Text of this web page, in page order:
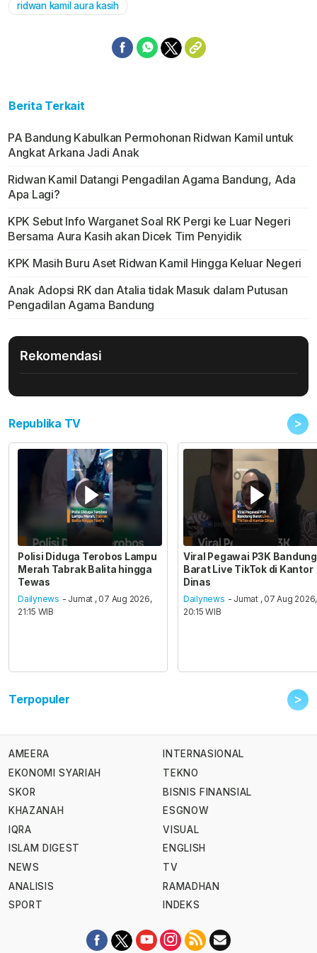
ridwan kamil aura kasih
Berita Terkait
PA Bandung Kabulkan Permohonan Ridwan Kamil untuk
Angkat Arkana Jadi Anak
Ridwan Kamil Datangi Pengadilan Agama Bandung, Ada
Apa Lagi?
KPK Sebut Info Warganet Soal RK Pergi ke Luar Negeri
Bersama Aura Kasih akan Dicek Tim Penyidik
KPK Masih Buru Aset Ridwan Kamil Hingga Keluar Negeri
Anak Adopsi RK dan Atalia tidak Masuk dalam Putusan
Pengadilan Agama Bandung
Rekomendasi
Republika TV >
Polisi Diduga Terobos Lampu
Merah Tabrak Balita hingga
Tewas
Dailynews - Jumat , 07 Aug 2026,
21:15 WIB
Viral Pegawai P3K Bandung
Barat Live TikTok di Kantor
Dinas
Dailynews - Jumat , 07 Aug 2026,
20:15 WIB
Terpopuler >
AMEERA
EKONOMI SYARIAH
SKOR
KHAZANAH
IQRA
ISLAM DIGEST
NEWS
ANALISIS
SPORT
INTERNASIONAL
TEKNO
BISNIS FINANSIAL
ESGNOW
VISUAL
ENGLISH
TV
RAMADHAN
INDEKS